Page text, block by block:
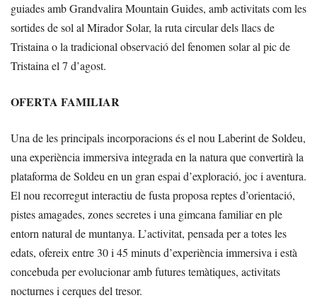
guiades amb Grandvalira Mountain Guides, amb activitats com les
sortides de sol al Mirador Solar, la ruta circular dels llacs de
Tristaina o la tradicional observació del fenomen solar al pic de
Tristaina el 7 d’agost.
OFERTA FAMILIAR
Una de les principals incorporacions és el nou Laberint de Soldeu,
una experiència immersiva integrada en la natura que convertirà la
plataforma de Soldeu en un gran espai d’exploració, joc i aventura.
El nou recorregut interactiu de fusta proposa reptes d’orientació,
pistes amagades, zones secretes i una gimcana familiar en ple
entorn natural de muntanya. L’activitat, pensada per a totes les
edats, ofereix entre 30 i 45 minuts d’experiència immersiva i està
concebuda per evolucionar amb futures temàtiques, activitats
nocturnes i cerques del tresor.